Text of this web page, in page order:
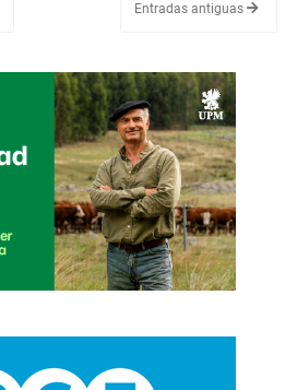
Entradas antiguas